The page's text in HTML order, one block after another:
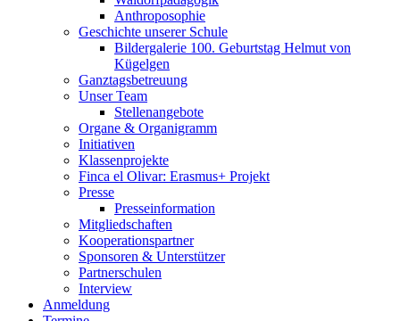
Anthroposophie
Geschichte unserer Schule
Bildergalerie 100. Geburtstag Helmut von
Kügelgen
Ganztagsbetreuung
Unser Team
Stellenangebote
Organe & Organigramm
Initiativen
Klassenprojekte
Finca el Olivar: Erasmus+ Projekt
Presse
Presseinformation
Mitgliedschaften
Kooperationspartner
Sponsoren & Unterstützer
Partnerschulen
Interview
Anmeldung